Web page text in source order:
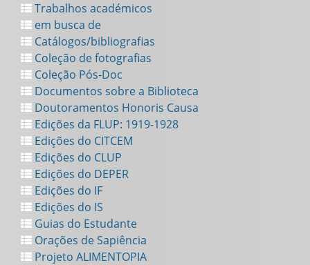
Trabalhos académicos
em busca de
Catálogos/bibliografias
Coleção de fotografias
Coleção Pós-Doc
Documentos sobre a Biblioteca
Doutoramentos Honoris Causa
Edições da FLUP: 1919-1928
Edições do CITCEM
Edições do CLUP
Edições do DEPER
Edições do IF
Edições do IS
Guias do Estudante
Orações de Sapiência
Projeto ALIMENTOPIA